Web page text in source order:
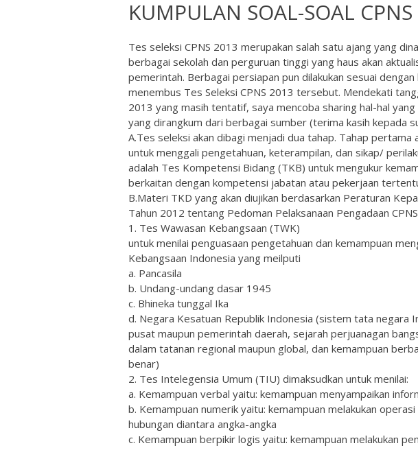
KUMPULAN SOAL-SOAL
Tes seleksi CPNS 2013 merupakan salah satu ajang yang
berbagai sekolah dan perguruan tinggi yang haus akan
pemerintah. Berbagai persiapan pun dilakukan sesuai
menembus Tes Seleksi CPNS 2013 tersebut. Mendekati
2013 yang masih tentatif, saya mencoba sharing hal-hal
yang dirangkum dari berbagai sumber (terima kasih kepada
A.Tes seleksi akan dibagi menjadi dua tahap. Tahap
untuk menggali pengetahuan, keterampilan, dan sikap/
adalah Tes Kompetensi Bidang (TKB) untuk mengukur
berkaitan dengan kompetensi jabatan atau pekerjaan
B.Materi TKD yang akan diujikan berdasarkan Peraturan
Tahun 2012 tentang Pedoman Pelaksanaan Pengadaan
1. Tes Wawasan Kebangsaan (TWK)
untuk menilai penguasaan pengetahuan dan kemampuan
Kebangsaan Indonesia yang meilputi
a. Pancasila
b. Undang-undang dasar 1945
c. Bhineka tunggal Ika
d. Negara Kesatuan Republik Indonesia (sistem tata negara
pusat maupun pemerintah daerah, sejarah perjuanagan
dalam tatanan regional maupun global, dan kemampuan
benar)
2. Tes Intelegensia Umum (TIU) dimaksudkan untuk menilai:
a. Kemampuan verbal yaitu: kemampuan menyampaikan
b. Kemampuan numerik yaitu: kemampuan melakukan
hubungan diantara angka-angka
c. Kemampuan berpikir logis yaitu: kemampuan melakukan